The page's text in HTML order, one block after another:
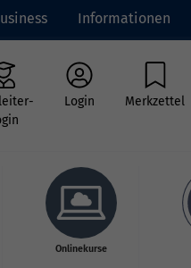
Informationen
Login Merkzettel
Onlinekurse